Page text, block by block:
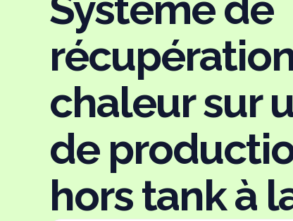
chaleur sur
de
hors tank à